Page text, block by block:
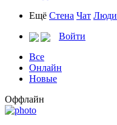
Ещё Стена Чат Люди
Войти
Все
Онлайн
Новые
Оффлайн